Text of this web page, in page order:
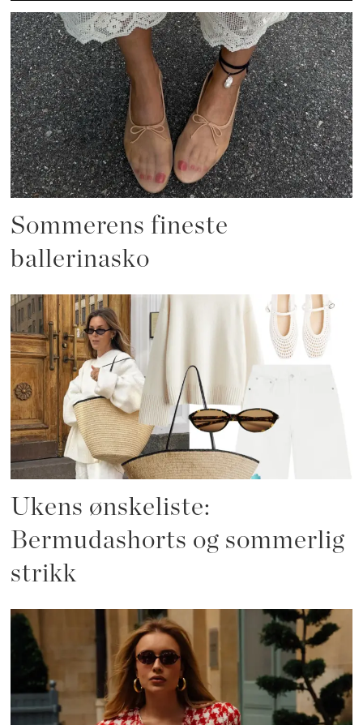
Sommerens fineste
ballerinasko
Ukens ønskeliste:
Bermudashorts og sommerlig
strikk